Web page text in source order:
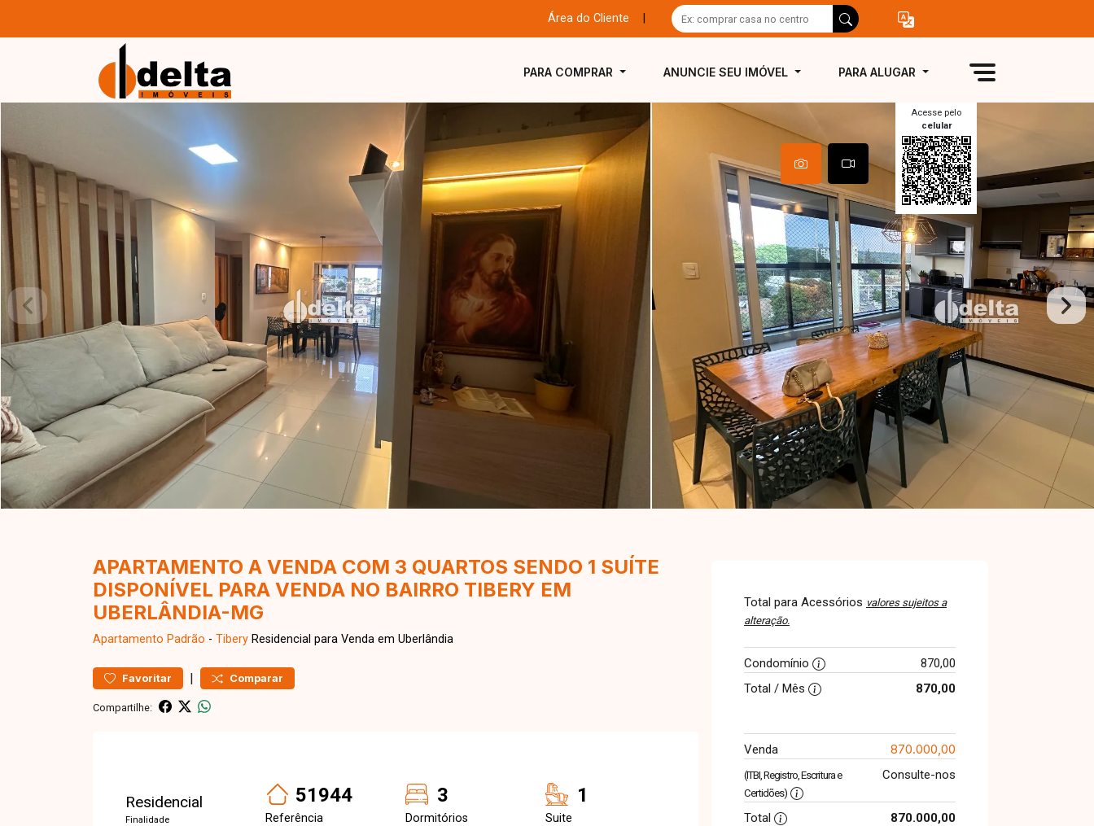
Área do Cliente
PARA COMPRAR ANUNCIE SEU IMÓVEL PARA ALUGAR
Acesse pelo
celular
APARTAMENTO A VENDA COM 3 QUARTOS SENDO 1 SUÍTE
DISPONÍVEL PARA VENDA NO BAIRRO TIBERY EM
UBERLÂNDIA-MG
Apartamento Padrão - Tibery Residencial para Venda em Uberlândia
Favoritar | Comparar
Compartilhe:
Residencial
Finalidade
51944
Referência
3
Dormitórios
1
Suite
Total para Acessórios valores sujeitos a
alteração.
Condomínio
870,00
Total / Mês
870,00
Venda 870.000,00
(ITBI, Registro, Escritura e
Certidões)
Consulte-nos
Total 870.000,00